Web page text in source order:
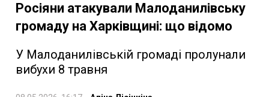
Росіяни атакували Малоданилівську
громаду на Харківщині: що відомо
У Малоданилівській громаді пролунали
вибухи 8 травня